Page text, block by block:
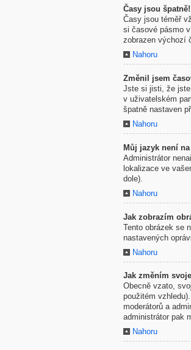
Časy jsou špatně!
Časy jsou téměř
si časové pásmo
zobrazen výchozí
Nahoru
Změnil jsem
Jste si jisti, že jste
v uživatelském
špatně nastaven
Nahoru
Můj jazyk není
Administrátor
lokalizace ve
dole).
Nahoru
Jak zobrazím
Tento obrázek se
nastavených
Nahoru
Jak změním
Obecně vzato,
použitém
moderátorů a
administrátor pak
Nahoru